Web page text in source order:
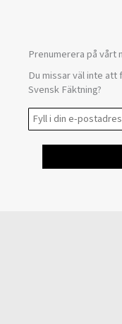
Prenumerera på vårt
Du missar väl inte
Svensk Fäktning?